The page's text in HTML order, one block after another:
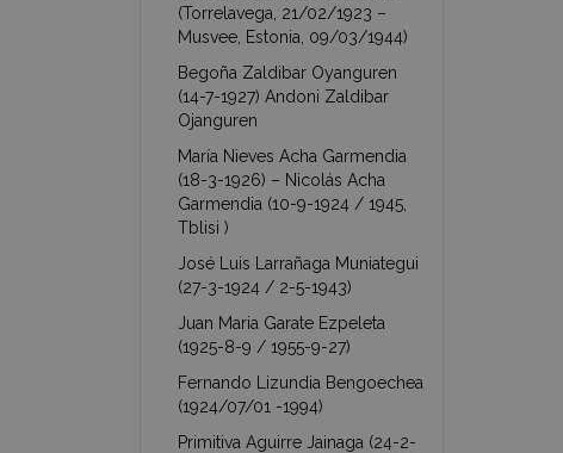
(Torrelavega, 21/02/1923 –
Musvee, Estonia, 09/03/1944)
Begoña Zaldibar Oyanguren
(14-7-1927) Andoni Zaldibar
Ojanguren
María Nieves Acha Garmendia
(18-3-1926) – Nicolás Acha
Garmendia (10-9-1924 / 1945,
Tblisi )
José Luis Larrañaga Muniategui
(27-3-1924 / 2-5-1943)
Juan Maria Garate Ezpeleta
(1925-8-9 / 1955-9-27)
Fernando Lizundia Bengoechea
(1924/07/01 -1994)
Primitiva Aguirre Jainaga (24-2-